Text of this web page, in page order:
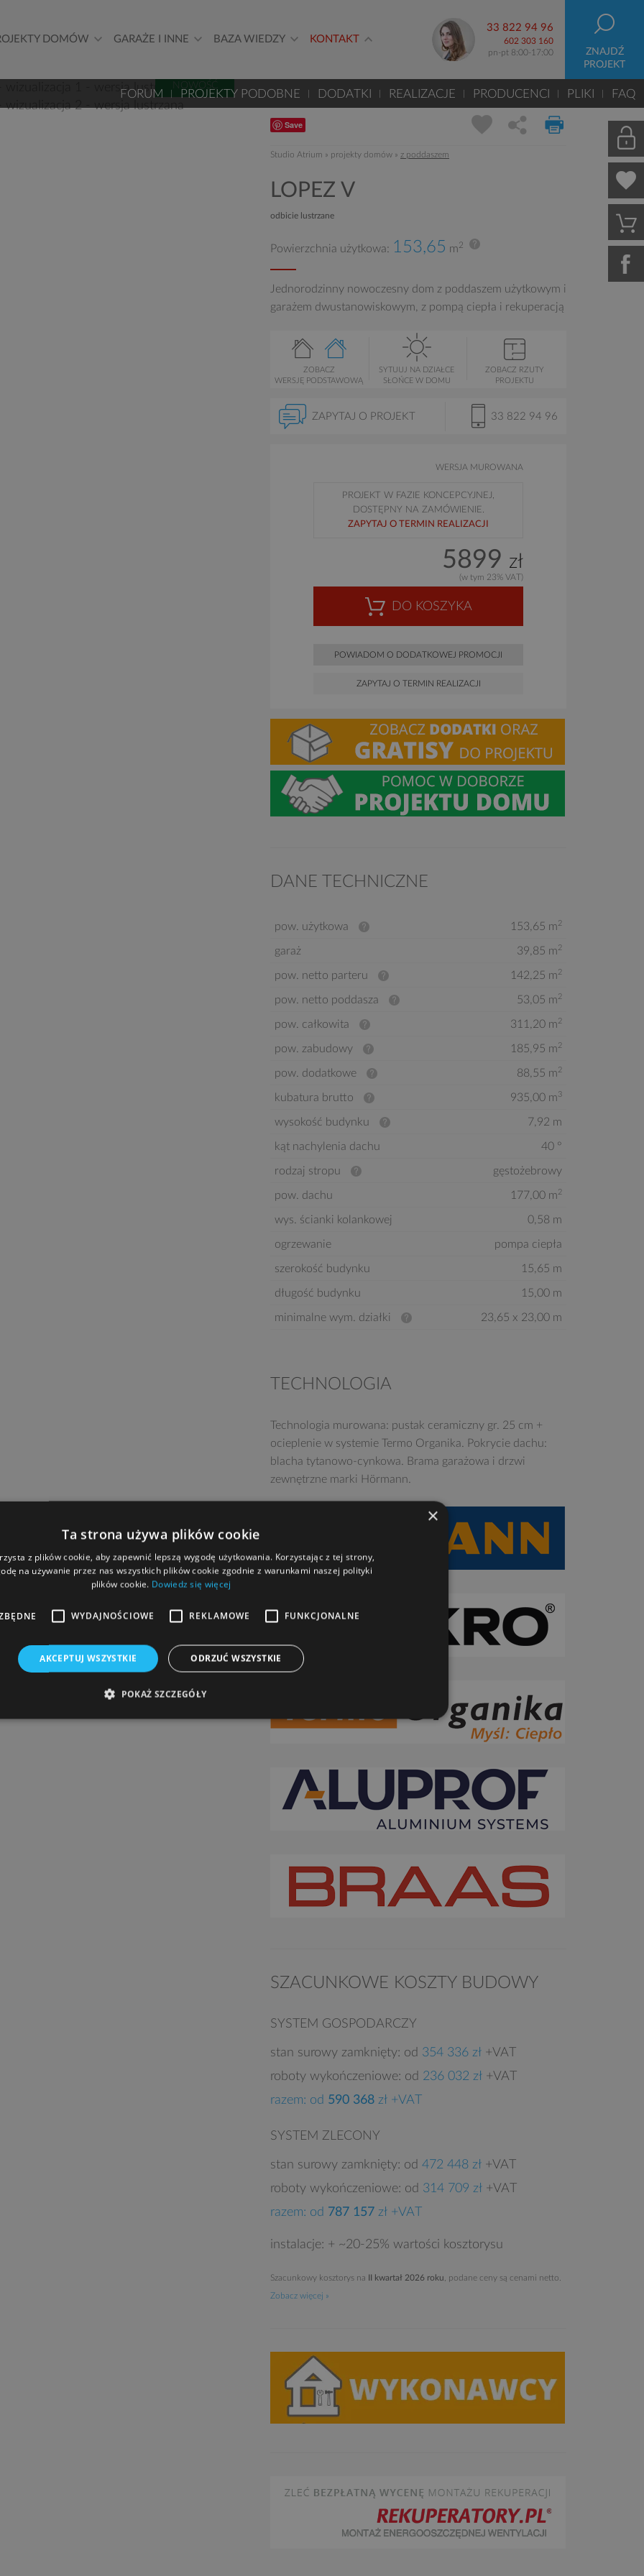
DOMÓW GARAŻE I INNE BAZA WIEDZY KONTAKT
33 822 94 96
602 303 160
pn-pt 8:00-17:00
ZNAJDŹ
PROJEKT
NOWOŚĆ
Save
Studio Atrium » projekty domów » z poddaszem
LOPEZ V
odbicie lustrzane
Powierzchnia użytkowa: 153,65 m2
Jednorodzinny nowoczesny dom z poddaszem użytkowym i
garażem dwustanowiskowym, z pompą ciepła i rekuperacją
ZOBACZ
WERSJĘ PODSTAWOWĄ
SYTUUJ NA DZIAŁCE
SŁOŃCE W DOMU
ZOBACZ RZUTY
PROJEKTU
ZAPYTAJ O PROJEKT 33 822 94 96
WERSJA MUROWANA
PROJEKT W FAZIE KONCEPCYJNEJ,
DOSTĘPNY NA ZAMÓWIENIE.
ZAPYTAJ O TERMIN REALIZACJI
5899 zł
(w tym 23% VAT)
DO KOSZYKA
POWIADOM O DODATKOWEJ PROMOCJI
ZAPYTAJ O TERMIN REALIZACJI
DANE TECHNICZNE
pow. użytkowa 153,65 m2
garaż 39,85 m2
pow. netto parteru 142,25 m2
pow. netto poddasza 53,05 m2
pow. całkowita 311,20 m2
pow. zabudowy 185,95 m2
pow. dodatkowe 88,55 m2
kubatura brutto 935,00 m3
wysokość budynku 7,92 m
kąt nachylenia dachu 40 °
rodzaj stropu gęstożebrowy
pow. dachu 177,00 m2
wys. ścianki kolankowej 0,58 m
ogrzewanie pompa ciepła
szerokość budynku 15,65 m
długość budynku 15,00 m
minimalne wym. działki 23,65 x 23,00 m
TECHNOLOGIA
Technologia murowana: pustak ceramiczny gr. 25 cm +
ocieplenie w systemie Termo Organika. Pokrycie dachu:
blacha tytanowo-cynkowa. Brama garażowa i drzwi
zewnętrzne marki Hörmann.
SZACUNKOWE KOSZTY BUDOWY
SYSTEM GOSPODARCZY
stan surowy zamknięty: od 354 336 zł +VAT
roboty wykończeniowe: od 236 032 zł +VAT
razem: od 590 368 zł +VAT
SYSTEM ZLECONY
stan surowy zamknięty: od 472 448 zł +VAT
roboty wykończeniowe: od 314 709 zł +VAT
razem: od 787 157 zł +VAT
instalacje: + ~20-25% wartości kosztorysu
Szacunkowy kosztorys na II kwartał 2026 roku , podane ceny są cenami netto.
Zobacz więcej »
FORUM PROJEKTY PODOBNE DODATKI REALIZACJE PRODUCENCI PLIKI FAQ
×
Ta strona używa plików cookie
z plików cookie, aby zapewnić lepszą wygodę użytkowania. Korzystając z tej strony,
na używanie przez nas wszystkich plików cookie zgodnie z warunkami naszej polityki
plików cookie. Dowiedz się więcej
WYDAJNOŚCIOWE REKLAMOWE FUNKCJONALNE
AKCEPTUJ WSZYSTKIE ODRZUĆ WSZYSTKIE
POKAŻ SZCZEGÓŁY